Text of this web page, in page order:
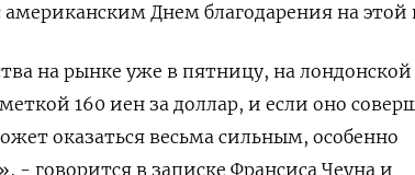
Днем благодарения на этой
на рынке уже в пятницу, на
160 иен за доллар, и если оно
оказаться весьма сильным, особенно
- говорится в записке Франсиса Чеуна и